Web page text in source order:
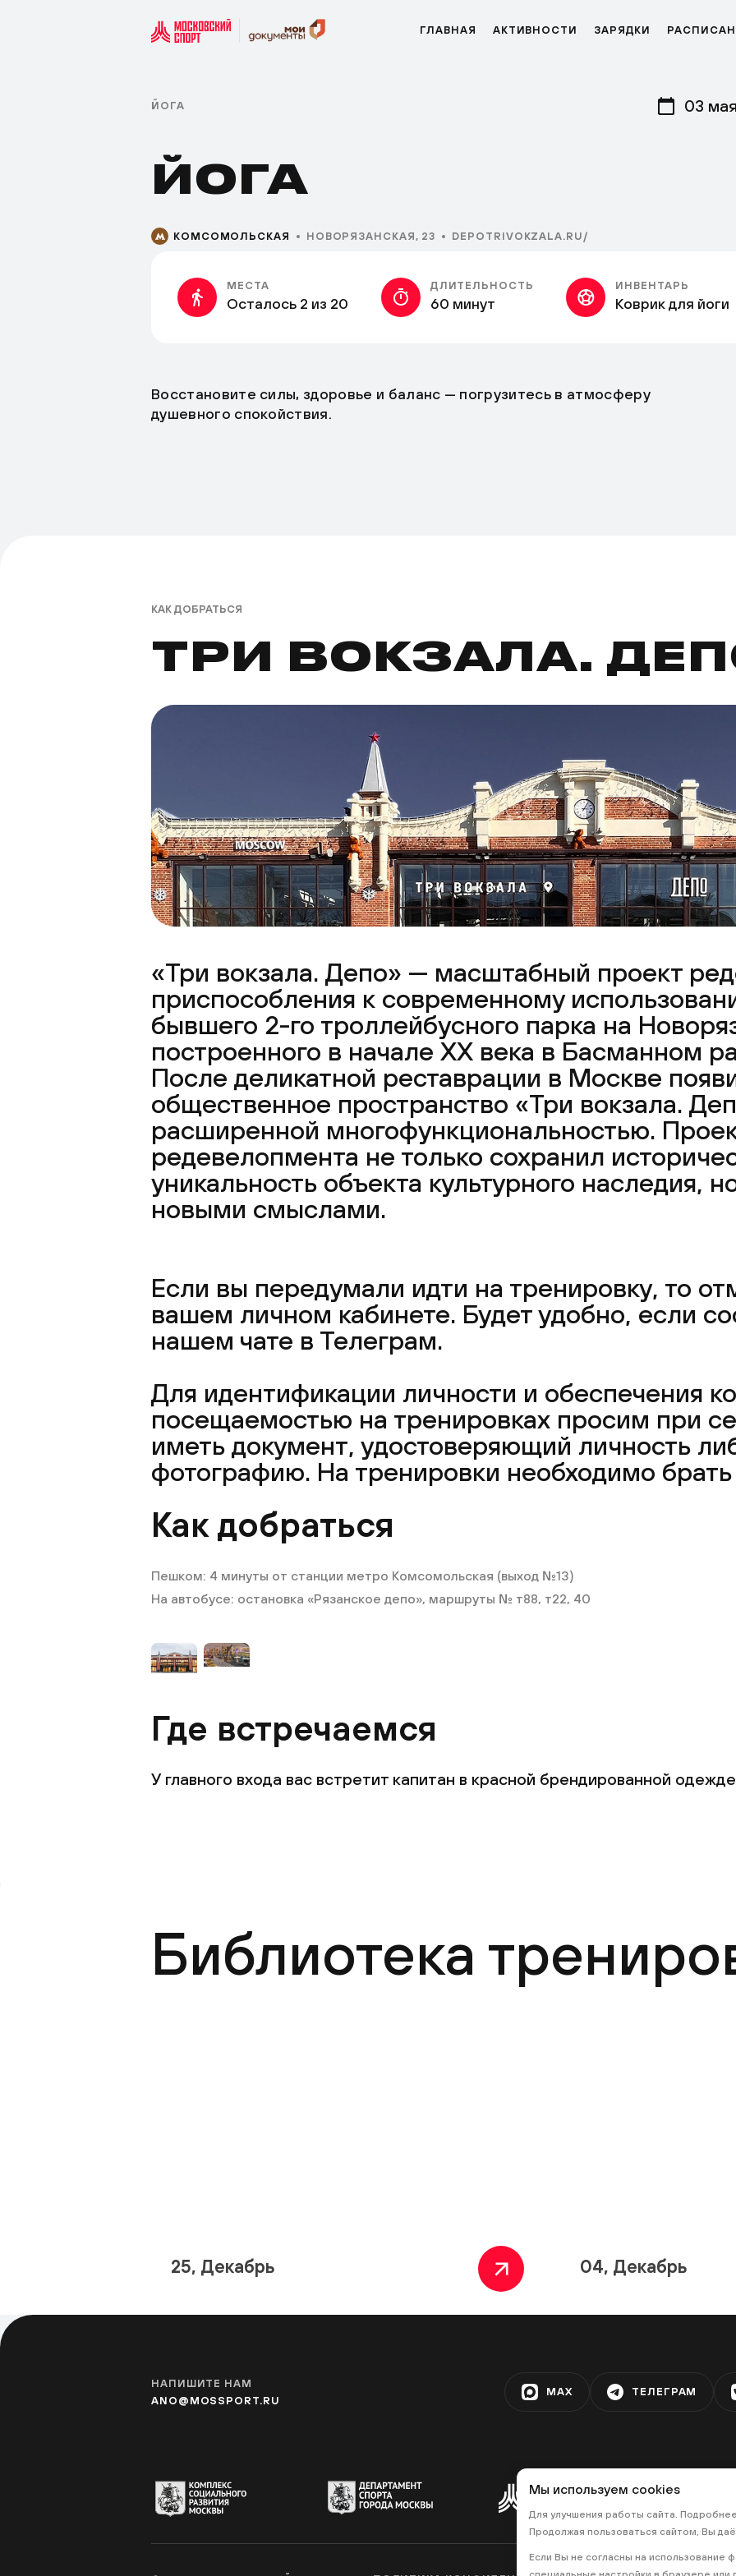
ГЛАВНАЯ АКТИВНОСТИ ЗАРЯДКИ
ЙОГА 03
ЙОГА
КОМСОМОЛЬСКАЯ НОВОРЯЗАНСКАЯ, 23 DEPOTRIVOKZALA.RU/
МЕСТА
Осталось 2 из 20
ДЛИТЕЛЬНОСТЬ
60 минут
ИНВЕНТАРЬ
Коврик для йоги
Восстановите силы, здоровье и баланс — погрузитесь в атмосферу
душевного спокойствия.
КАК ДОБРАТЬСЯ
ТРИ ВОКЗАЛА.
«Три вокзала. Депо» — масштабный проект
приспособления к современному
бывшего 2-го троллейбусного парка на
построенного в начале XX века в Басманном
После деликатной реставрации в Москве
общественное пространство «Три вокзала.
расширенной многофункциональностью.
редевелопмента не только сохранил
уникальность объекта культурного наследия,
новыми смыслами.
Если вы передумали идти на тренировку, то
вашем личном кабинете. Будет удобно, если
нашем чате в Телеграм.
Для идентификации личности и обеспечения
посещаемостью на тренировках просим при
иметь документ, удостоверяющий личность
фотографию. На тренировки необходимо
Как добраться
Пешком: 4 минуты от станции метро Комсомольская (выход №13)
На автобусе: остановка «Рязанское депо», маршруты № т88, т22, 40
Где встречаемся
У главного входа вас встретит капитан в красной брендированной
Библиотека
25, Декабрь 04, Декабрь
НАПИШИТЕ НАМ
ANO@MOSSPORT.RU
MAX ТЕЛЕГРАМ
Мы используем cookies
Для улучшения работы сайта.
Продолжая пользоваться сайтом, Вы
Если Вы не согласны на использование